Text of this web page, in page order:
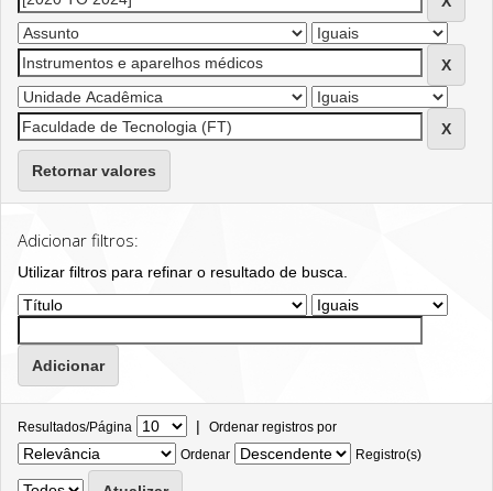
Retornar valores
Adicionar filtros:
Utilizar filtros para refinar o resultado de busca.
Resultados/Página | Ordenar registros por
Ordenar
Registro(s)